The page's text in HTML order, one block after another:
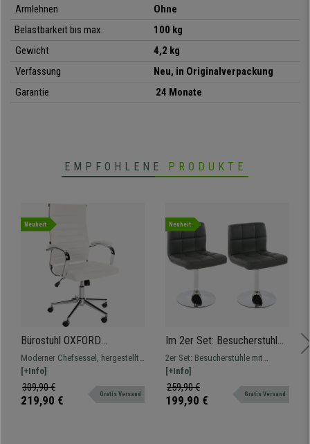
• Ideal für Besprechungsräume
•Sitz und Rückenlehne dick gepolstert
•Sehr stabil, schwarzes Metallgestell
• Praktisch und vielseitig
Armlehnen
Ohne
Belastbarkeit bis max.
100 kg
Gewicht
4,2 kg
Verfassung
Neu, in Originalverpackung
Garantie
24 Monate
EMPFOHLENE PRODUKTE
Neuheit
Bürostuhl OXFORD
ECHTLEDER, moderner
Chefsessel, elegantes
Design, komfortabler
Echtlederbezug, Farbe Weiß
Moderner Chefsessel, hergestellt
aus hochwertigen Materialien, bis
136 kg belastbar
[+Info]
309,90 €
219,90 € Gratis Versand
Neuheit
Im 2er Set: Besucherstuhl
VERDI, Sockel aus
verchromtem Metall, Sitz
Kunstleder, Farbe Grau
2er Set: Besucherstühle mit
raffiniertem und elegantem Design.
In verschiedenen Farben erhältlich,
vereinen Komfort und Stil in
[+Info]
259,90 €
199,90 € Gratis Versand